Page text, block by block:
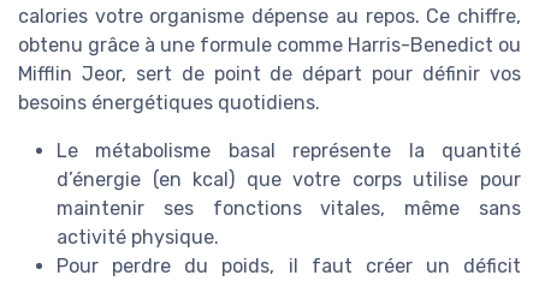
calories votre organisme dépense au repos. Ce chiffre,
obtenu grâce à une formule comme Harris-Benedict ou
Mifflin Jeor, sert de point de départ pour définir vos
besoins énergétiques quotidiens.
Le métabolisme basal représente la quantité
d’énergie (en kcal) que votre corps utilise pour
maintenir ses fonctions vitales, même sans
activité physique.
Pour perdre du poids, il faut créer un déficit